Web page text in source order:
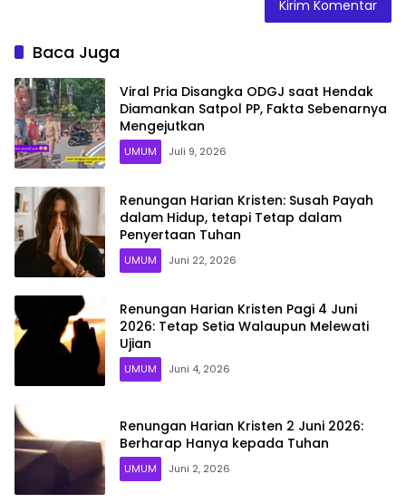
Baca Juga
Viral Pria Disangka ODGJ saat Hendak
Diamankan Satpol PP, Fakta Sebenarnya
Mengejutkan
UMUM Juli 9, 2026
Renungan Harian Kristen: Susah Payah
dalam Hidup, tetapi Tetap dalam
Penyertaan Tuhan
UMUM Juni 22, 2026
Renungan Harian Kristen Pagi 4 Juni
2026: Tetap Setia Walaupun Melewati
Ujian
UMUM Juni 4, 2026
Renungan Harian Kristen 2 Juni 2026:
Berharap Hanya kepada Tuhan
UMUM Juni 2, 2026